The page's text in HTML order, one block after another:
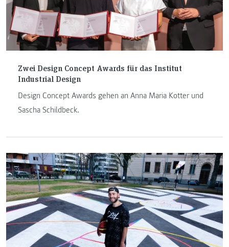
Zwei Design Concept Awards für das Institut
Industrial Design
Design Concept Awards gehen an Anna Maria Kotter und
Sascha Schildbeck.